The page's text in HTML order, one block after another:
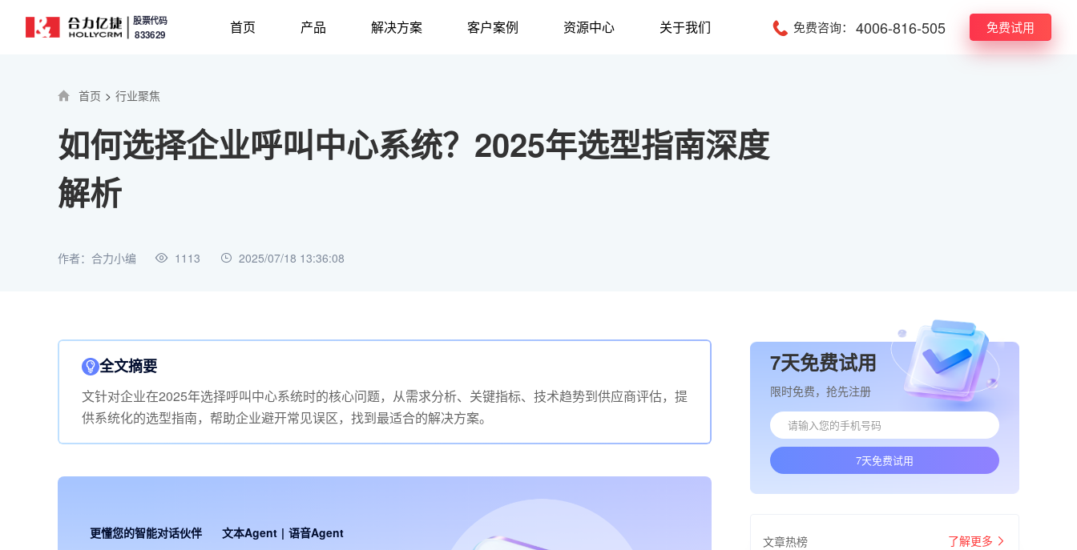
股票代码
833629 首页 产品 解决方案 客户案例 资源中心 关于我们 免费咨询： 4006-816-505 免费试用
首页 > 行业聚焦
如何选择企业呼叫中心系统？2025年选型指南深度
解析
作者：合力小编 1113 2025/07/18 13:36:08
全文摘要
文针对企业在2025年选择呼叫中心系统时的核心问题，从需求分析、关键指标、技术趋势到供应商评估，提
供系统化的选型指南，帮助企业避开常见误区，找到最适合的解决方案。
更懂您的智能对话伙伴 文本Agent | 语音Agent
7天免费试用
限时免费，抢先注册
7天免费试用
文章热榜 了解更多